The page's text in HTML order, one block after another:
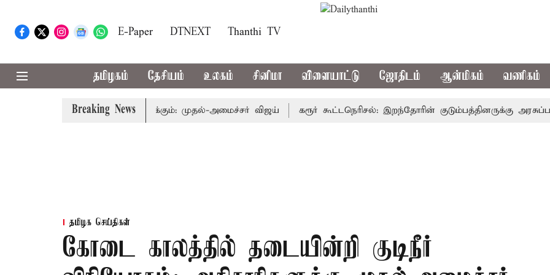
E-Paper DTNEXT Thanthi TV
தமிழகம் தேசியம் உலகம் சினிமா விளையாட்டு ஜோதிடம் ஆன்மிகம் வணிகம்
Breaking News
தொகுதி மறுவரையறை பாதிக்கும்: முதல்-அமைச்சர் விஜய் கரூர் கூட்டநெரிசல்: இறந்தோரின் குடும்பத்தினருக்கு அரசுப்பணி
தமிழக செய்திகள்
கோடை காலத்தில் தடையின்றி குடிநீர்